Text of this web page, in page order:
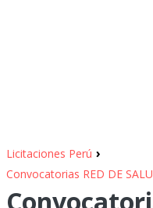
Licitaciones Perú ›
Convocatorias RED DE